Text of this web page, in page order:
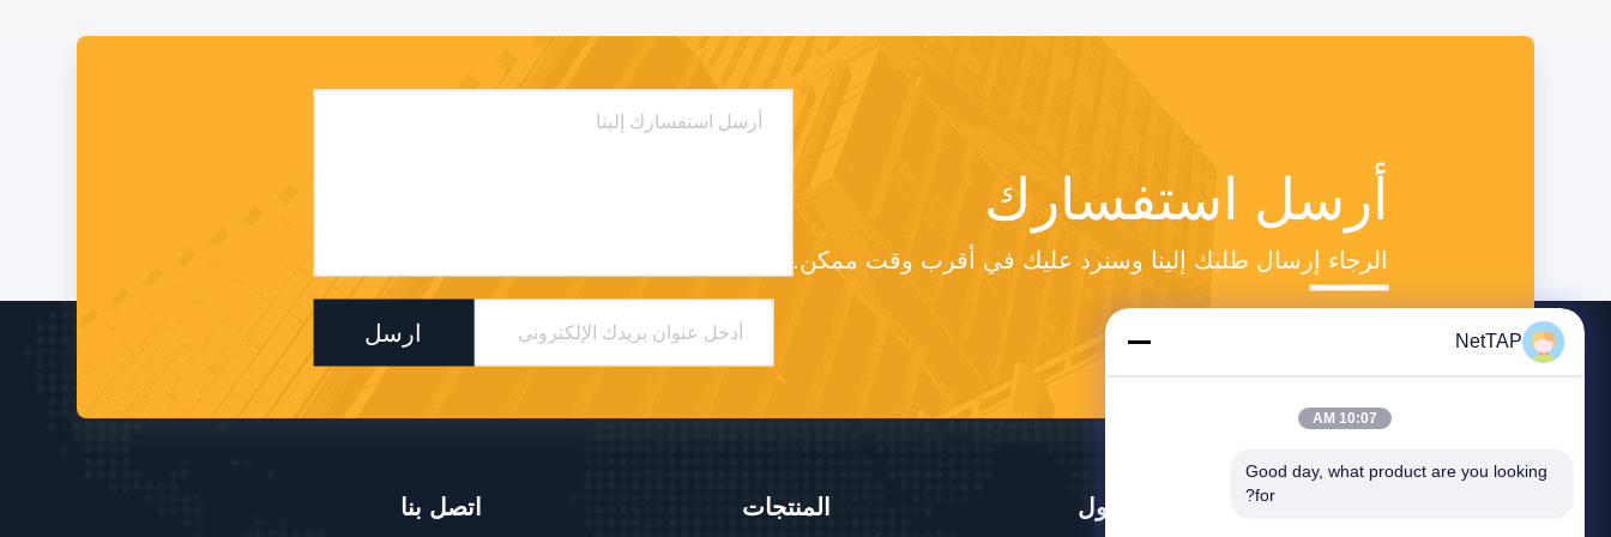
أرسل استفسارك
الرجاء إرسال طلبك إلينا وسنرد عليك في أقرب وقت ممكن.
ارسل
حول المنتجات اتصل بنا
NetTAP
10:07 AM
Good day, what product are you looking
for?